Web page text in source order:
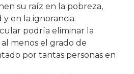
su raíz en la pobreza,
en la ignorancia.
podría eliminar la
menos el grado de
por tantas personas en